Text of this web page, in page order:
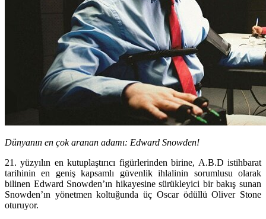
Dünyanın en çok aranan adamı: Edward Snowden!
21. yüzyılın en kutuplaştırıcı figürlerinden birine, A.B.D istihbarat
tarihinin en geniş kapsamlı güvenlik ihlalinin sorumlusu olarak
bilinen Edward Snowden’ın hikayesine sürükleyici bir bakış sunan
Snowden’ın yönetmen koltuğunda üç Oscar ödüllü Oliver Stone
oturuyor.